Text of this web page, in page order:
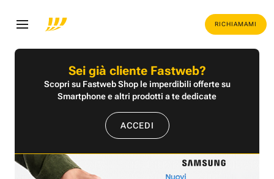
RICHIAMAMI
Sei già cliente Fastweb?
Scopri su Fastweb Shop le imperdibili offerte su
Smartphone e altri prodotti a te dedicate
ACCEDI